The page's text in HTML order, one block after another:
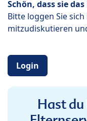
Schön, dass sie
Bitte loggen Sie
mitzudiskutieren
Login
Hast du